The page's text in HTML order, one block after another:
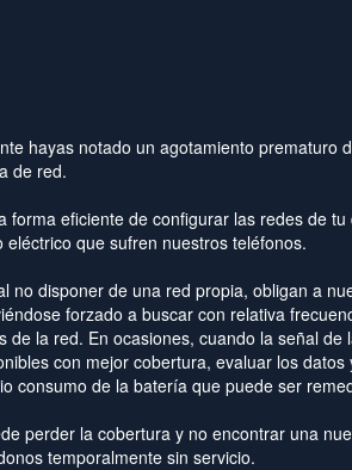
hayas notado un agotamiento prematuro
de red.
eficiente de configurar las redes de
que sufren nuestros teléfonos.
no disponer de una red propia, obligan a
forzado a buscar con relativa
de la red. En ocasiones, cuando la señal de
con mejor cobertura, evaluar los
consumo de la batería que puede ser
perder la cobertura y no encontrar una
temporalmente sin servicio.